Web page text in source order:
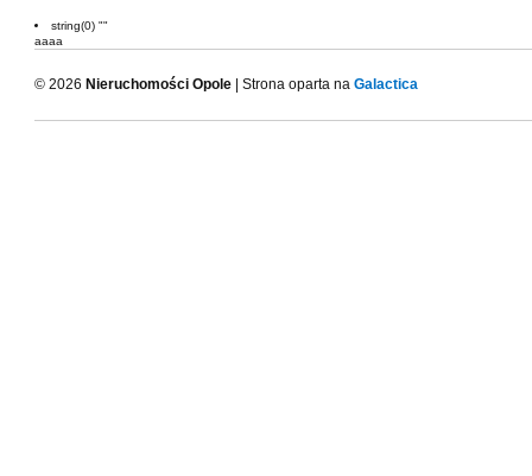
string(0) ""
aaaa
© 2026 Nieruchomości Opole | Strona oparta na Galactica